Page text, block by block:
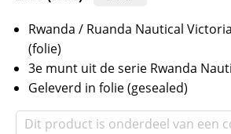
Rwanda / Ruanda Nautical
(folie)
3e munt uit de serie Rwanda
Geleverd in folie (gesealed)
Dit product is onderdeel van een